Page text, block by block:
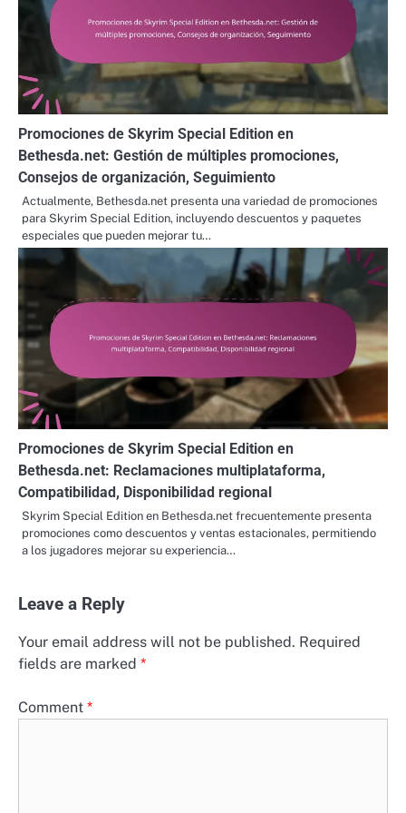
Promociones de Skyrim Special Edition en
Bethesda.net: Gestión de múltiples promociones,
Consejos de organización, Seguimiento
Actualmente, Bethesda.net presenta una variedad de promociones
para Skyrim Special Edition, incluyendo descuentos y paquetes
especiales que pueden mejorar tu…
Promociones de Skyrim Special Edition en
Bethesda.net: Reclamaciones multiplataforma,
Compatibilidad, Disponibilidad regional
Skyrim Special Edition en Bethesda.net frecuentemente presenta
promociones como descuentos y ventas estacionales, permitiendo
a los jugadores mejorar su experiencia…
Leave a Reply
Your email address will not be published. Required
fields are marked *
Comment *